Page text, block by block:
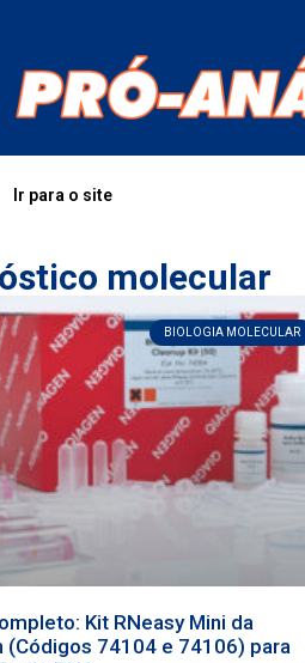
Ir para o site
molecular
BIOLOGIA MOLECULAR
Kit RNeasy Mini da
(Códigos 74104 e 74106) para